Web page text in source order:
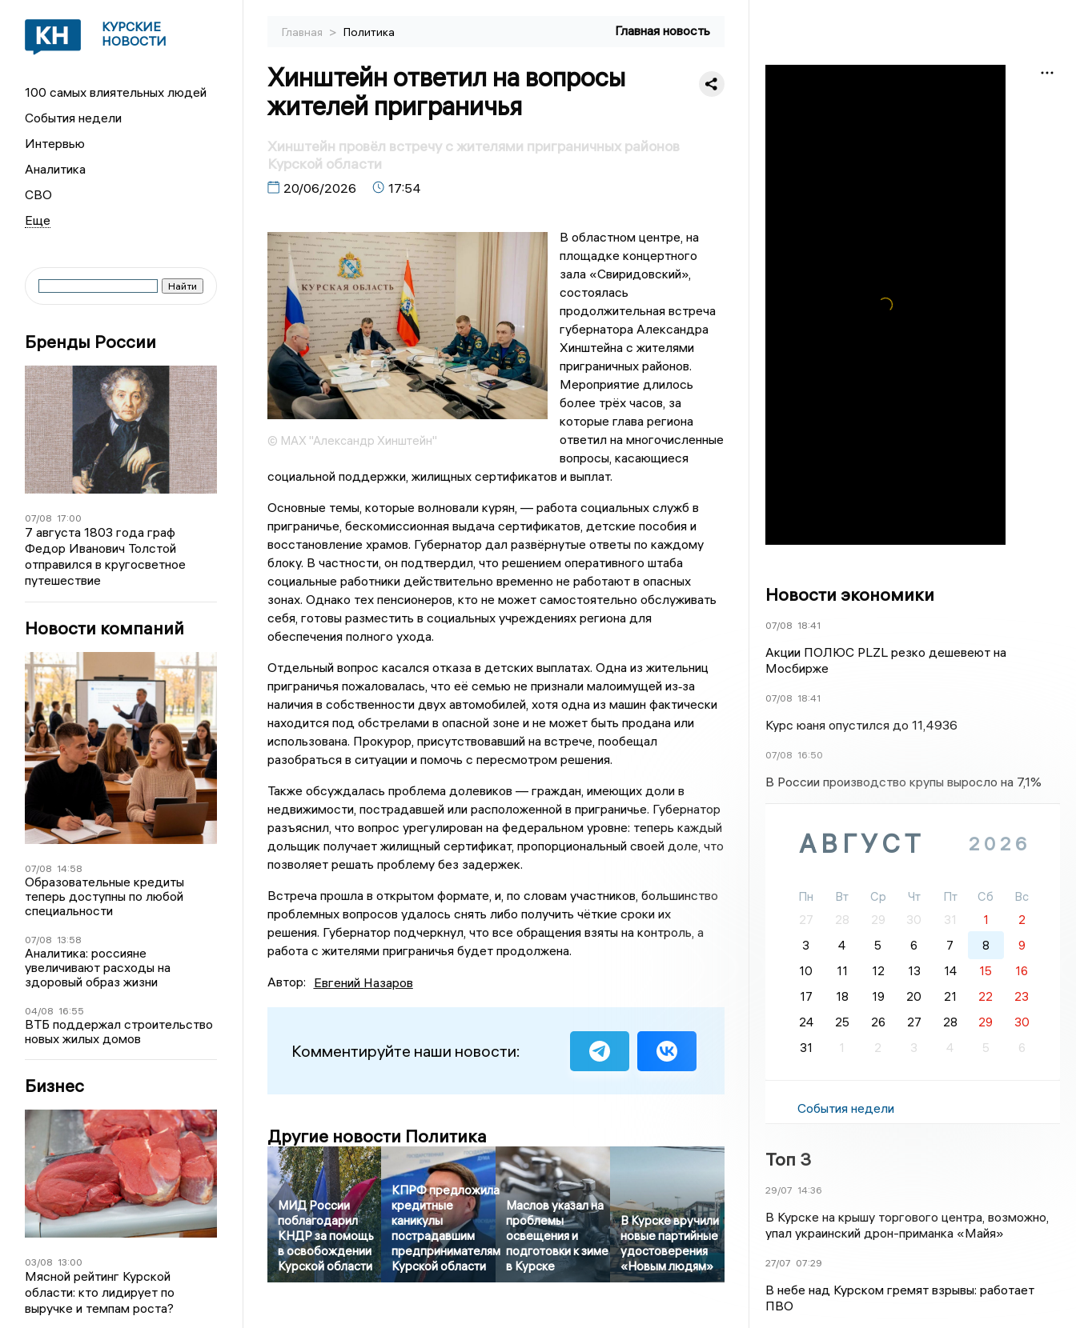
КУРСКИЕ
НОВОСТИ
100 самых влиятельных людей
События недели
Интервью
Аналитика
СВО
Бренды России
07/08 17:00
7 августа 1803 года граф
Федор Иванович Толстой
отправился в кругосветное
путешествие
Новости компаний
07/08 14:58
Образовательные кредиты
теперь доступны по любой
специальности
07/08 13:58
Аналитика: россияне
увеличивают расходы на
здоровый образ жизни
04/08 16:55
ВТБ поддержал строительство
новых жилых домов
Бизнес
03/08 13:00
Мясной рейтинг Курской
области: кто лидирует по
выручке и темпам роста?
Главная > Политика Главная новость
Хинштейн ответил на вопросы
жителей приграничья
Хинштейн провёл встречу с жителями приграничных районов
Курской области
20/06/2026 17:54
© МАХ "Александр Хинштейн"
В областном центре, на
площадке концертного
зала «Свиридовский»,
состоялась
продолжительная встреча
губернатора Александра
Хинштейна с жителями
приграничных районов.
Мероприятие длилось
более трёх часов, за
которые глава региона
ответил на многочисленные
вопросы, касающиеся
социальной поддержки, жилищных сертификатов и выплат.
Основные темы, которые волновали курян, — работа социальных служб в
приграничье, бескомиссионная выдача сертификатов, детские пособия и
восстановление храмов. Губернатор дал развёрнутые ответы по каждому
блоку. В частности, он подтвердил, что решением оперативного штаба
социальные работники действительно временно не работают в опасных
зонах. Однако тех пенсионеров, кто не может самостоятельно обслуживать
себя, готовы разместить в социальных учреждениях региона для
обеспечения полного ухода.
Отдельный вопрос касался отказа в детских выплатах. Одна из жительниц
приграничья пожаловалась, что её семью не признали малоимущей из‑за
наличия в собственности двух автомобилей, хотя одна из машин фактически
находится под обстрелами в опасной зоне и не может быть продана или
использована. Прокурор, присутствовавший на встрече, пообещал
разобраться в ситуации и помочь с пересмотром решения.
Также обсуждалась проблема долевиков — граждан, имеющих доли в
недвижимости, пострадавшей или расположенной в приграничье. Губернатор
разъяснил, что вопрос урегулирован на федеральном уровне: теперь каждый
дольщик получает жилищный сертификат, пропорциональный своей доле, что
позволяет решать проблему без задержек.
Встреча прошла в открытом формате, и, по словам участников, большинство
проблемных вопросов удалось снять либо получить чёткие сроки их
решения. Губернатор подчеркнул, что все обращения взяты на контроль, а
работа с жителями приграничья будет продолжена.
Автор: Евгений Назаров
Комментируйте наши новости:
Другие новости Политика
МИД России
поблагодарил
КНДР за помощь
в освобождении
Курской области
КПРФ предложила
кредитные
каникулы
пострадавшим
предпринимателям
Курской области
Маслов указал на
проблемы
освещения и
подготовки к зиме
в Курске
В Курске вручили
новые партийные
удостоверения
«Новым людям»
Новости экономики
07/08 18:41
Акции ПОЛЮС PLZL резко дешевеют на
Мосбирже
07/08 18:41
Курс юаня опустился до 11,4936
07/08 16:50
В России производство крупы выросло на 7,1%
АВГУСТ 2026
Пн Вт Ср Чт Пт Сб
Вс
27
28 29 30 31 1
2
3
4 5 6 7 8
9
10
11 12 13 14 15
16
17
18 19 20 21 22
23
24
25 26 27 28 29
30
31
1 2 3 4 5 6
События недели
Топ 3
29/07 14:36
В Курске на крышу торгового центра, возможно,
упал украинский дрон-приманка «Майя»
27/07 07:29
В небе над Курском гремят взрывы: работает
ПВО